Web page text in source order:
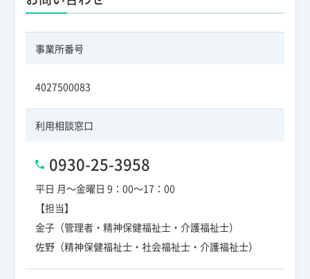
事業所番号
4027500083
利用相談窓口
0930-25-3958
平日 月～金曜日 9：00～17：00
【担当】
金子（管理者・精神保健福祉士・介護福祉士）
佐野（精神保健福祉士・社会福祉士・介護福祉士）